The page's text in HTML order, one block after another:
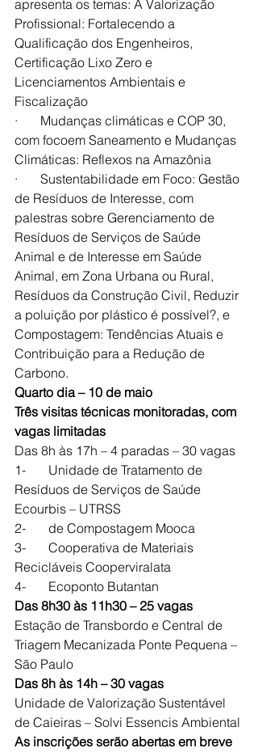
apresenta os temas: A Valorização
Profissional: Fortalecendo a
Qualificação dos Engenheiros,
Certificação Lixo Zero e
Licenciamentos Ambientais e
Fiscalização
·       Mudanças climáticas e COP 30,
com focoem Saneamento e Mudanças
Climáticas: Reflexos na Amazônia
·       Sustentabilidade em Foco: Gestão
de Resíduos de Interesse, com
palestras sobre Gerenciamento de
Resíduos de Serviços de Saúde
Animal e de Interesse em Saúde
Animal, em Zona Urbana ou Rural,
Resíduos da Construção Civil, Reduzir
a poluição por plástico é possível?, e
Compostagem: Tendências Atuais e
Contribuição para a Redução de
Carbono.
Quarto dia – 10 de maio
Três visitas técnicas monitoradas, com
vagas limitadas
Das 8h às 17h – 4 paradas – 30 vagas
1-       Unidade de Tratamento de
Resíduos de Serviços de Saúde
Ecourbis – UTRSS
2-       de Compostagem Mooca
3-       Cooperativa de Materiais
Recicláveis Cooperviralata
4-       Ecoponto Butantan
Das 8h30 às 11h30 – 25 vagas
Estação de Transbordo e Central de
Triagem Mecanizada Ponte Pequena –
São Paulo
Das 8h às 14h – 30 vagas
Unidade de Valorização Sustentável
de Caieiras – Solvi Essencis Ambiental
As inscrições serão abertas em breve